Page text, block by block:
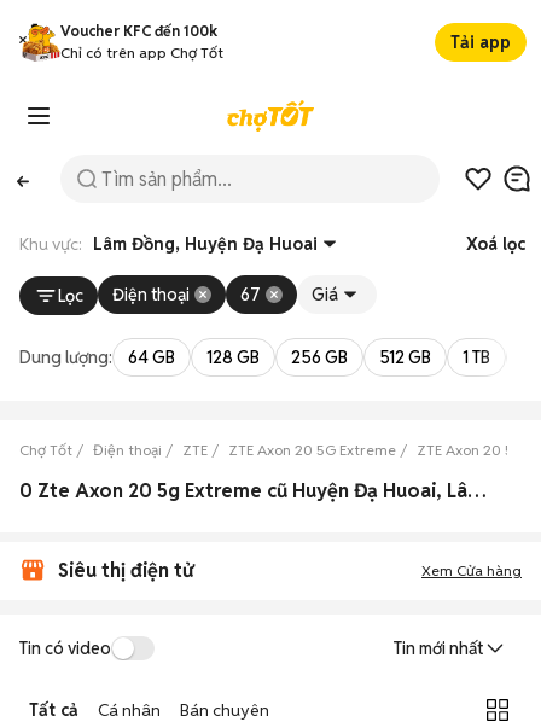
Voucher KFC đến 100k
Chỉ có trên app Chợ Tốt
Tải app
Khu vực: Lâm Đồng, Huyện Đạ Huoai Xoá lọc
Lọc Điện thoại 67 Giá
Dung lượng: 64 GB 128 GB 256 GB 512 GB 1 TB
Chợ Tốt Điện thoại ZTE ZTE Axon 20 5G Extreme ZTE Axon 20 5G
0 Zte Axon 20 5g Extreme cũ Huyện Đạ Huoai, Lâm Đồng đẹp
Siêu thị điện tử Xem Cửa hàng
Tin có video Tin mới nhất
Tất cả Cá nhân Bán chuyên